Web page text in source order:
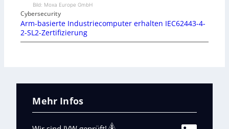
Bild: Moxa Europe GmbH
Cybersecurity
Arm-basierte Industriecomputer erhalten IEC62443-4-
2-SL2-Zertifizierung
Mehr Infos